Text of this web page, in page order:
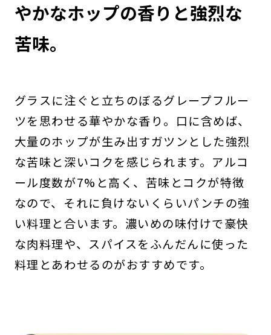
やかなホップの香りと強烈な
苦味。
グラスに注ぐと立ちのぼるグレープフルー
ツを思わせる華やかな香り。口に含めば、
大量のホップが生み出すガツンとした強烈
な苦味と深いコクを感じられます。アルコ
ール度数が7%と高く、苦味とコクが特徴
なので、それに負けないくらいパンチの強
い料理と合います。濃いめの味付けで豪快
な肉料理や、スパイスをふんだんに使った
料理とあわせるのがおすすめです。